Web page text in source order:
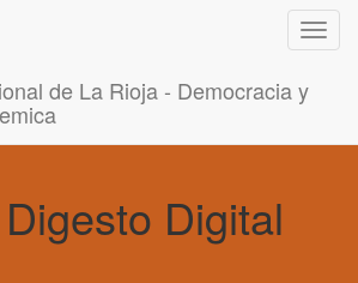
de La Rioja - Democracia y
Digital